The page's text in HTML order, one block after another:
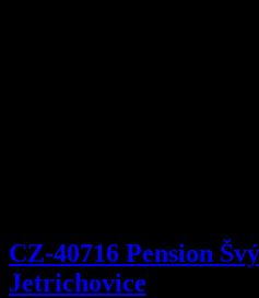
CZ-40716 Pension
Jetrichovice